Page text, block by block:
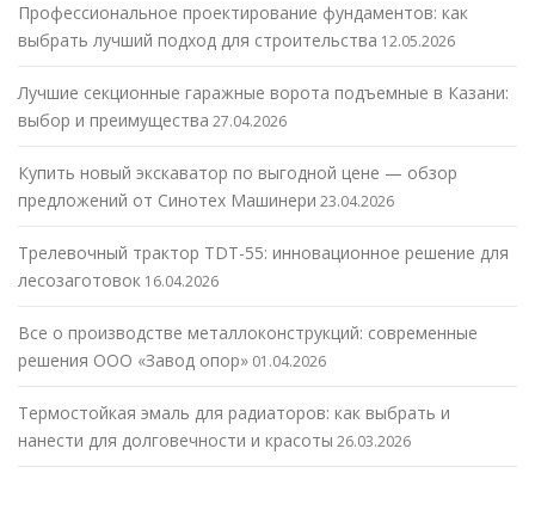
Профессиональное проектирование фундаментов: как
выбрать лучший подход для строительства 12.05.2026
Лучшие секционные гаражные ворота подъемные в Казани:
выбор и преимущества 27.04.2026
Купить новый экскаватор по выгодной цене — обзор
предложений от Синотех Машинери 23.04.2026
Трелевочный трактор TDT-55: инновационное решение для
лесозаготовок 16.04.2026
Все о производстве металлоконструкций: современные
решения ООО «Завод опор» 01.04.2026
Термостойкая эмаль для радиаторов: как выбрать и
нанести для долговечности и красоты 26.03.2026